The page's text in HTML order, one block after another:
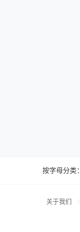
按字母分类：
关于我们